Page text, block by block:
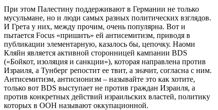
При этом Палестину поддерживают в Германии не только
мусульмане, но и люди самых разных политических взглядов.
И Грета у них, между прочим, очень популярна. Вот и
пытается Focus «пришить» ей антисемитизм, приводя в
публикации элементарную, казалось бы, цепочку. Наоми
Кляйн является активной сторонницей кампании BDS
(«Бойкот, изоляция и санкции»), которая направлена против
Израиля, а Тунберг репостит ее твит, а значит, согласна с ним.
Антисемитизм, антисионизм – называйте это как хотите,
только вот BDS выступает не против граждан Израиля, а
против конкретных действий израильских властей, политику
которых в ООН называют оккупационной.